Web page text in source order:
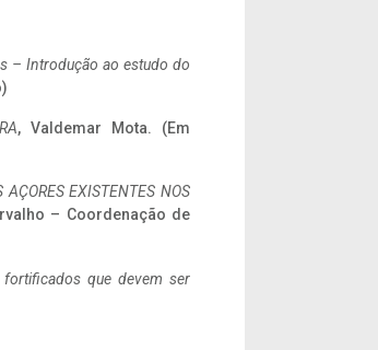
– Introdução ao estudo do
, Valdemar Mota. (Em
AÇORES EXISTENTES NOS
– Coordenação de
que devem ser